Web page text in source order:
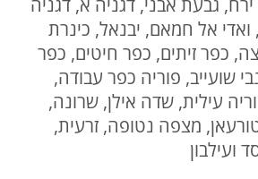
ירח, גבעת אבני, דגניה א, דגניה
ואדי אל חמאם, יבנאל, כינרת
כפר זיתים, כפר חיטים, כפר
שועייב, פוריה כפר עבודה,
עילית, שדה אילן, שרונה,
מצפה נטופה, זרעית,
ועילבון